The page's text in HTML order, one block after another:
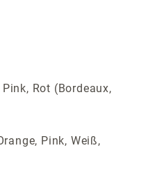
Rot (Bordeaux,
Pink, Weiß,